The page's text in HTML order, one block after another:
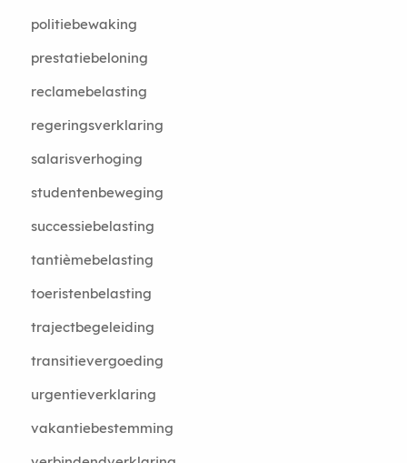
politiebewaking
prestatiebeloning
reclamebelasting
regeringsverklaring
salarisverhoging
studentenbeweging
successiebelasting
tantièmebelasting
toeristenbelasting
trajectbegeleiding
transitievergoeding
urgentieverklaring
vakantiebestemming